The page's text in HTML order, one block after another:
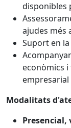
disponibles
ajudes més
Suport en
econòmics
empresarial
Modalitats